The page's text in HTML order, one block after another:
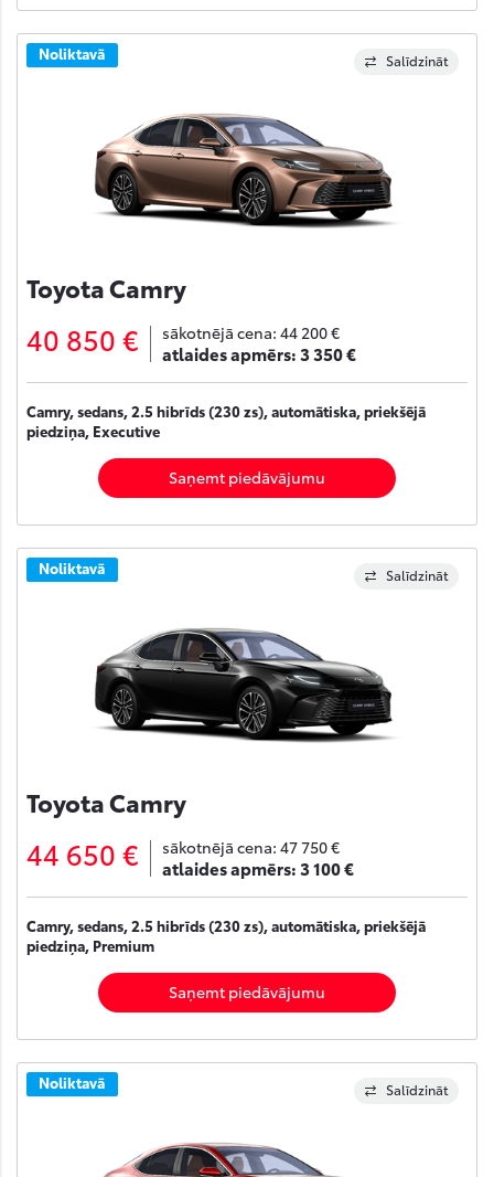
Salīdzināt
Noliktavā
Toyota Camry
40 850 € sākotnējā cena: 44 200 €
atlaides apmērs:3 350 €
Camry, sedans, 2.5 hibrīds (230 zs), automātiska, priekšējā
piedziņa, Executive
Saņemt piedāvājumu
Salīdzināt
Noliktavā
Toyota Camry
44 650 € sākotnējā cena: 47 750 €
atlaides apmērs:3 100 €
Camry, sedans, 2.5 hibrīds (230 zs), automātiska, priekšējā
piedziņa, Premium
Saņemt piedāvājumu
Salīdzināt
Noliktavā